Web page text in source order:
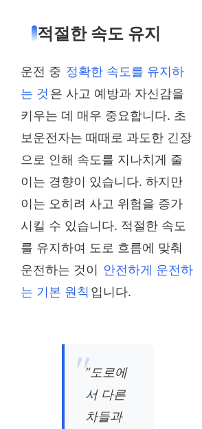
적절한 속도 유지
운전 중 정확한 속도를 유지하
는 것 은 사고 예방과 자신감을
키우는 데 매우 중요합니다. 초
보운전자는 때때로 과도한 긴장
으로 인해 속도를 지나치게 줄
이는 경향이 있습니다. 하지만
이는 오히려 사고 위험을 증가
시킬 수 있습니다. 적절한 속도
를 유지하여 도로 흐름에 맞춰
운전하는 것이 안전하게 운전하
는 기본 원칙 입니다.
“도로에
서 다른
차들과